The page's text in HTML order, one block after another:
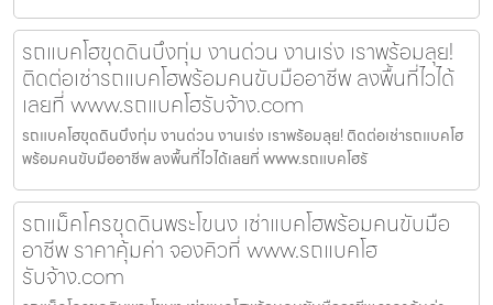
รถแบคโฮขุดดินบึงกุ่ม งานด่วน งานเร่ง เราพร้อมลุย!
ติดต่อเช่ารถแบคโฮพร้อมคนขับมืออาชีพ ลงพื้นที่ไวได้
เลยที่ www.รถแบคโฮรับจ้าง.com
รถแบคโฮขุดดินบึงกุ่ม งานด่วน งานเร่ง เราพร้อมลุย! ติดต่อเช่ารถแบคโฮ
พร้อมคนขับมืออาชีพ ลงพื้นที่ไวได้เลยที่ www.รถแบคโฮรั
รถแม็คโครขุดดินพระโขนง เช่าแบคโฮพร้อมคนขับมือ
อาชีพ ราคาคุ้มค่า จองคิวที่ www.รถแบคโฮ
รับจ้าง.com